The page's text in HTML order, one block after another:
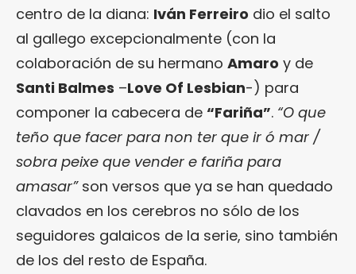
centro de la diana: Iván Ferreiro dio el salto
al gallego excepcionalmente (con la
colaboración de su hermano Amaro y de
Santi Balmes –Love Of Lesbian-) para
componer la cabecera de “Fariña”. “O que
teño que facer para non ter que ir ó mar /
sobra peixe que vender e fariña para
amasar”son versos que ya se han quedado
clavados en los cerebros no sólo de los
seguidores galaicos de la serie, sino también
de los del resto de España.